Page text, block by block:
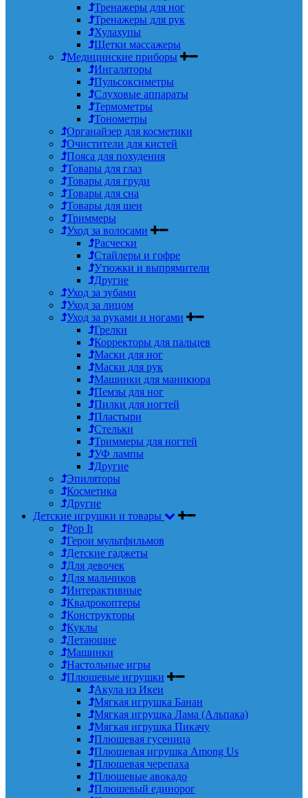
Тренажеры для ног
Тренажеры для рук
Хулахупы
Щетки массажеры
Медицинские приборы
Ингаляторы
Пульсоксиметры
Слуховые аппараты
Термометры
Тонометры
Органайзер для косметики
Очистители для кистей
Пояса для похудения
Товары для глаз
Товары для груди
Товары для сна
Товары для шеи
Триммеры
Уход за волосами
Расчески
Стайлеры и гофре
Утюжки и выпрямители
Другие
Уход за зубами
Уход за лицом
Уход за руками и ногами
Грелки
Корректоры для пальцев
Маски для ног
Маски для рук
Машинки для маникюра
Пемзы для ног
Пилки для ногтей
Пластыри
Стельки
Триммеры для ногтей
УФ лампы
Другие
Эпиляторы
Косметика
Другие
Детские игрушки и товары
Pop It
Герои мультфильмов
Детские гаджеты
Для девочек
Для мальчиков
Интерактивные
Квадрокоптеры
Конструкторы
Куклы
Летающие
Машинки
Настольные игры
Плюшевые игрушки
Акула из Икеи
Мягкая игрушка Банан
Мягкая игрушка Лама (Альпака)
Мягкая игрушка Пикачу
Плюшевая гусеница
Плюшевая игрушка Among Us
Плюшевая черепаха
Плюшевые авокадо
Плюшевый единорог